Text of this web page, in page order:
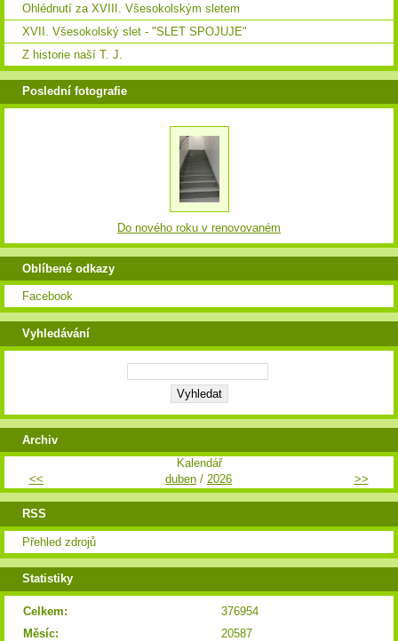
Ohlédnutí za XVIII. Všesokolským sletem
XVII. Všesokolský slet - "SLET SPOJUJE"
Z historie naší T. J.
Poslední fotografie
Do nového roku v renovovaném
Oblíbené odkazy
Facebook
Vyhledávání
Archiv
Kalendář
<<
duben / 2026 >>
RSS
Přehled zdrojů
Statistiky
Celkem:
376954
Měsíc:
20587